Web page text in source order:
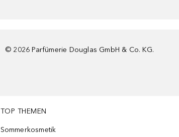
© 2026 Parfümerie Douglas GmbH & Co. KG.
TOP THEMEN
Sommerkosmetik